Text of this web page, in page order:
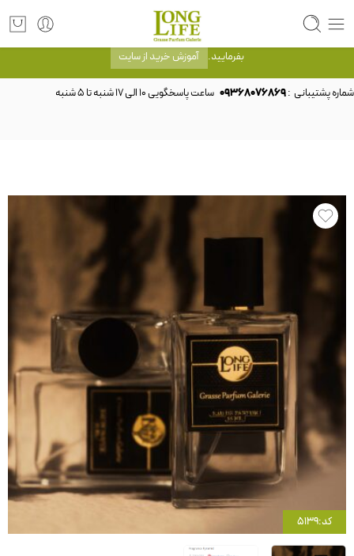
توجه! برند لانگ لایف رایحه های معروف را با شیشه و بسته بندی خود شرکت لانگ لایف
عرضه می کند.که با انتخاب حجم هر ادکلنی می توانید شیشه و بسته بندی را ملاحظه
بفرمایید. آموزش خرید از سایت
شماره پشتیبانی :09368076869
کد:5139